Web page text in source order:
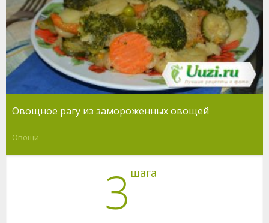
Овощное рагу из замороженных овощей
Овощи
3 шага